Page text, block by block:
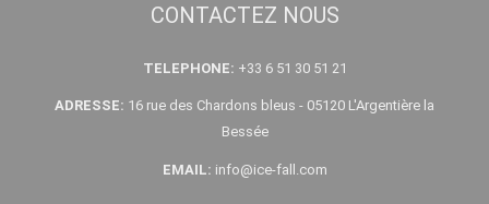
CONTACTEZ NOUS
TELEPHONE: +33 6 51 30 51 21
ADRESSE: 16 rue des Chardons bleus - 05120 L'Argentière la
Bessée
EMAIL: info@ice-fall.com